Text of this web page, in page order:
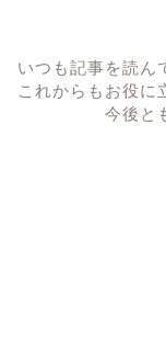
いつも記事を読ん
これからもお役に
今後と